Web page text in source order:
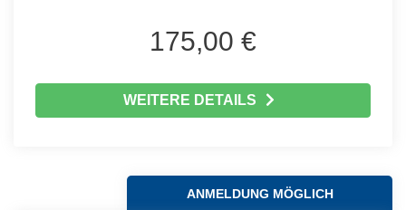
175,00 €
WEITERE DETAILS
ANMELDUNG MÖGLICH